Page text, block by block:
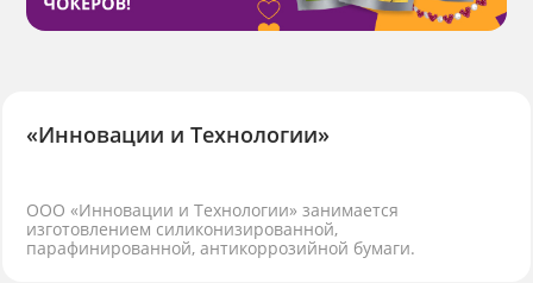
«Инновации и Технологии»
ООО «Инновации и Технологии» занимается
изготовлением силиконизированной,
парафинированной, антикоррозийной бумаги.